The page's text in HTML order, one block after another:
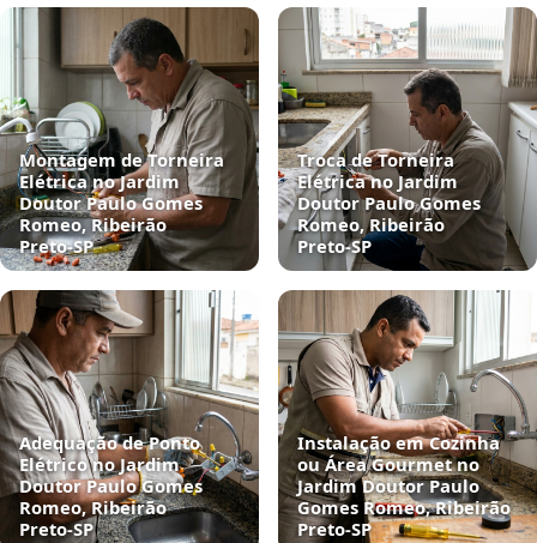
Montagem de Torneira
Elétrica no Jardim
Doutor Paulo Gomes
Romeo, Ribeirão
Preto‑SP
Troca de Torneira
Elétrica no Jardim
Doutor Paulo Gomes
Romeo, Ribeirão
Preto‑SP
Adequação de Ponto
Elétrico no Jardim
Doutor Paulo Gomes
Romeo, Ribeirão
Preto‑SP
Instalação em Cozinha
ou Área Gourmet no
Jardim Doutor Paulo
Gomes Romeo, Ribeirão
Preto‑SP